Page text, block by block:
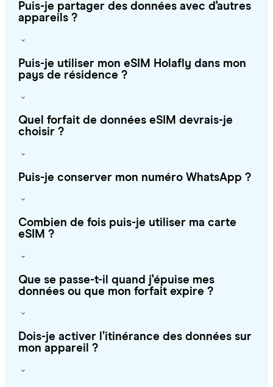
Puis-je partager des données avec d'autres
appareils ?
Puis-je utiliser mon eSIM Holafly dans mon
pays de résidence ?
Quel forfait de données eSIM devrais-je
choisir ?
Puis-je conserver mon numéro WhatsApp ?
Combien de fois puis-je utiliser ma carte
eSIM ?
Que se passe-t-il quand j'épuise mes
données ou que mon forfait expire ?
Dois-je activer l’itinérance des données sur
mon appareil ?